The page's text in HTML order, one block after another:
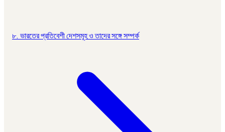
৮. ভারতের প্রতিবেশী দেশসমূহ ও তাদের সঙ্গে সম্পর্ক